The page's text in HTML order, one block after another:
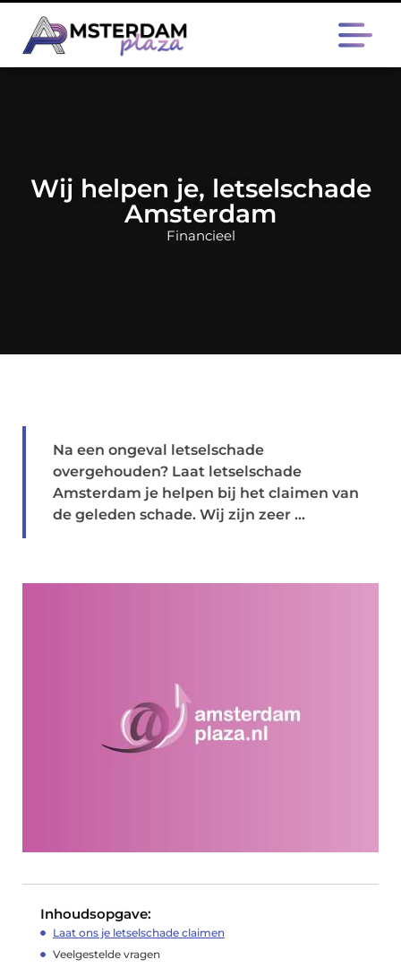
Wij helpen je, letselschade
Amsterdam
Financieel
Na een ongeval letselschade
overgehouden? Laat letselschade
Amsterdam je helpen bij het claimen van
de geleden schade. Wij zijn zeer ...
Inhoudsopgave:
Laat ons je letselschade claimen
Veelgestelde vragen